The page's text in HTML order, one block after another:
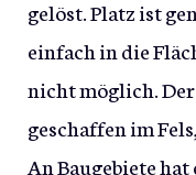
gelöst. Platz ist
einfach in die
nicht möglich.
geschaffen im
An Baugebiete